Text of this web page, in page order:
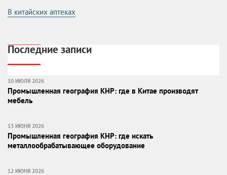
В китайских аптеках
Последние записи
10 ИЮЛЯ 2026
Промышленная география КНР: где в Китае производят
мебель
13 ИЮНЯ 2026
Промышленная география КНР: где искать
металлообрабатывающее оборудование
12 ИЮНЯ 2026